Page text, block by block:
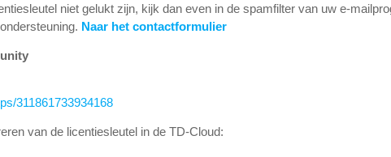
niet gelukt zijn, kijk dan even in de spamfilter van uw e-
Naar het contactformulier
311861733934168
van de licentiesleutel in de TD-Cloud: